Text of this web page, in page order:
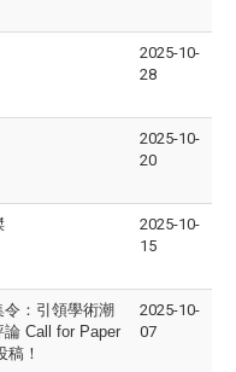
2025-10-
28
2025-10-
20
2025-10-
15
令：引領學術潮
論 Call for Paper
稿！
2025-10-
07